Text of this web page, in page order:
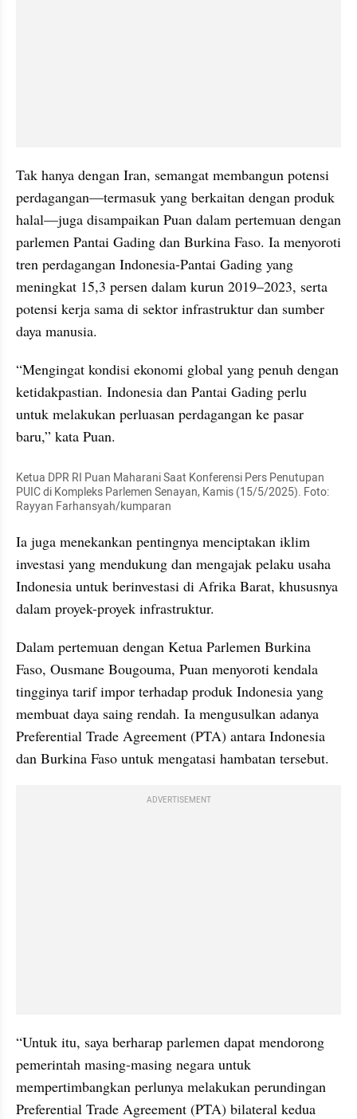
Tak hanya dengan Iran, semangat membangun potensi
perdagangan—termasuk yang berkaitan dengan produk
halal—juga disampaikan Puan dalam pertemuan dengan
parlemen Pantai Gading dan Burkina Faso. Ia menyoroti
tren perdagangan Indonesia-Pantai Gading yang
meningkat 15,3 persen dalam kurun 2019–2023, serta
potensi kerja sama di sektor infrastruktur dan sumber
daya manusia.
“Mengingat kondisi ekonomi global yang penuh dengan
ketidakpastian. Indonesia dan Pantai Gading perlu
untuk melakukan perluasan perdagangan ke pasar
baru,” kata Puan.
Ketua DPR RI Puan Maharani Saat Konferensi Pers Penutupan
PUIC di Kompleks Parlemen Senayan, Kamis (15/5/2025). Foto:
Rayyan Farhansyah/kumparan
Ia juga menekankan pentingnya menciptakan iklim
investasi yang mendukung dan mengajak pelaku usaha
Indonesia untuk berinvestasi di Afrika Barat, khususnya
dalam proyek-proyek infrastruktur.
Dalam pertemuan dengan Ketua Parlemen Burkina
Faso, Ousmane Bougouma, Puan menyoroti kendala
tingginya tarif impor terhadap produk Indonesia yang
membuat daya saing rendah. Ia mengusulkan adanya
Preferential Trade Agreement (PTA) antara Indonesia
dan Burkina Faso untuk mengatasi hambatan tersebut.
ADVERTISEMENT
“Untuk itu, saya berharap parlemen dapat mendorong
pemerintah masing-masing negara untuk
mempertimbangkan perlunya melakukan perundingan
Preferential Trade Agreement (PTA) bilateral kedua